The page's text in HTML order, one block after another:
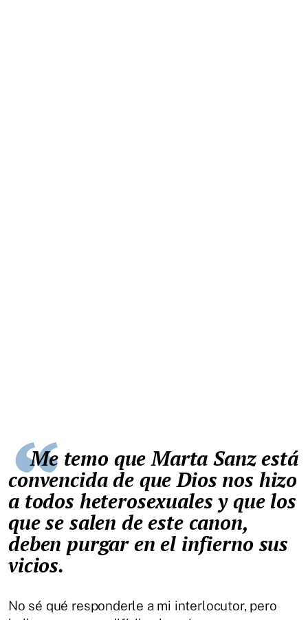
Me temo que Marta Sanz está
convencida de que Dios nos hizo
a todos heterosexuales y que los
que se salen de este canon,
deben purgar en el infierno sus
vicios.
No sé qué responderle a mi interlocutor, pero